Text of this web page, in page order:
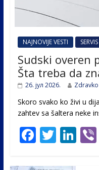
NAJNOVIJE VESTI SERVIS
Sudski overen
Šta treba da
26. јул 2026. Zdravko
Skoro svako ko živi u
zahtev sa šaltera neke
F T Li